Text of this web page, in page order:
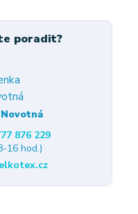
poradit?
876 229
16 hod.)